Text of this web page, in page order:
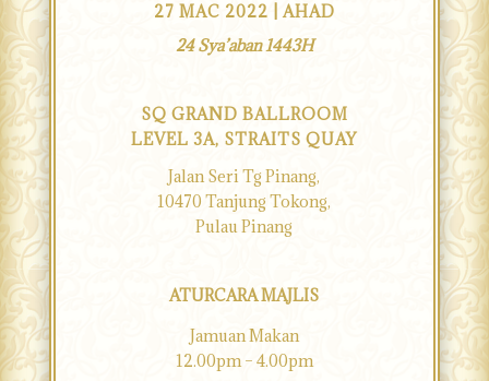
27 MAC 2022 | AHAD
24 Sya’aban 1443H
SQ GRAND BALLROOM
LEVEL 3A, STRAITS QUAY
Jalan Seri Tg Pinang,
10470 Tanjung Tokong,
Pulau Pinang
ATURCARA MAJLIS
Jamuan Makan
12.00pm – 4.00pm